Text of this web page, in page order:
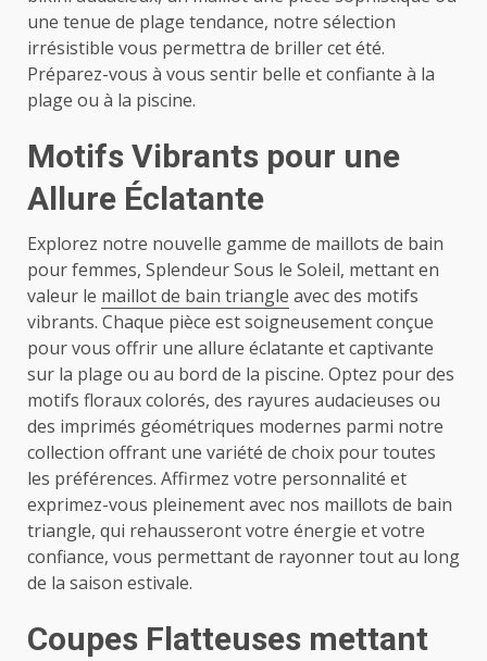
une tenue de plage tendance, notre sélection
irrésistible vous permettra de briller cet été.
Préparez-vous à vous sentir belle et confiante à la
plage ou à la piscine.
Motifs Vibrants pour une
Allure Éclatante
Explorez notre nouvelle gamme de maillots de bain
pour femmes, Splendeur Sous le Soleil, mettant en
valeur le maillot de bain triangle avec des motifs
vibrants. Chaque pièce est soigneusement conçue
pour vous offrir une allure éclatante et captivante
sur la plage ou au bord de la piscine. Optez pour des
motifs floraux colorés, des rayures audacieuses ou
des imprimés géométriques modernes parmi notre
collection offrant une variété de choix pour toutes
les préférences. Affirmez votre personnalité et
exprimez-vous pleinement avec nos maillots de bain
triangle, qui rehausseront votre énergie et votre
confiance, vous permettant de rayonner tout au long
de la saison estivale.
Coupes Flatteuses mettant